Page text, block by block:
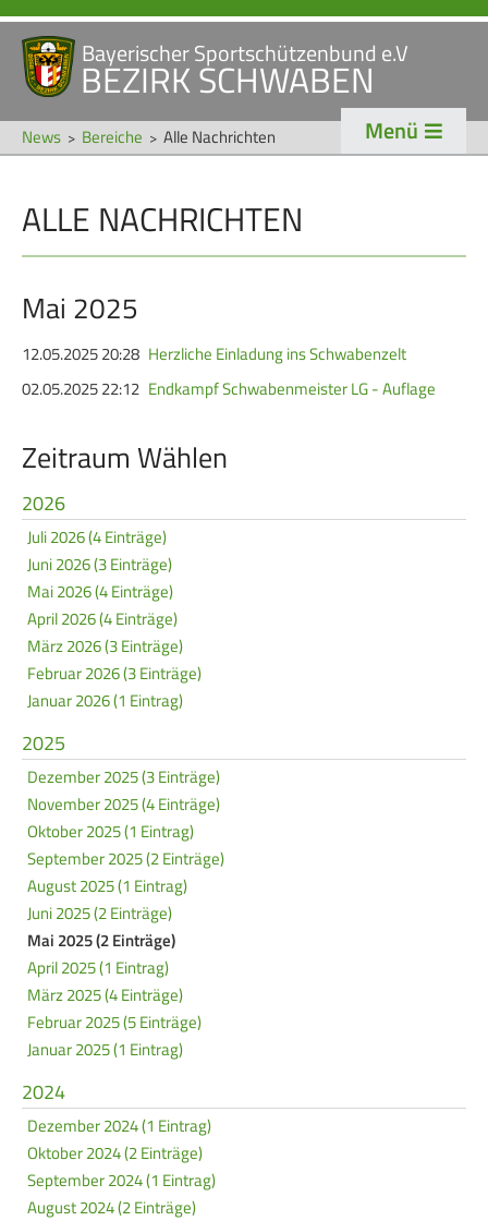
Bayerischer Sportschützenbund e.V
BEZIRK SCHWABEN
News Bereiche Alle Nachrichten Menü
ALLE NACHRICHTEN
Mai 2025
12.05.2025 20:28 Herzliche Einladung ins Schwabenzelt
02.05.2025 22:12 Endkampf Schwabenmeister LG - Auflage
Zeitraum Wählen
2026
Juli 2026 (4 Einträge)
Juni 2026 (3 Einträge)
Mai 2026 (4 Einträge)
April 2026 (4 Einträge)
März 2026 (3 Einträge)
Februar 2026 (3 Einträge)
Januar 2026 (1 Eintrag)
2025
Dezember 2025 (3 Einträge)
November 2025 (4 Einträge)
Oktober 2025 (1 Eintrag)
September 2025 (2 Einträge)
August 2025 (1 Eintrag)
Juni 2025 (2 Einträge)
Mai 2025 (2 Einträge)
April 2025 (1 Eintrag)
März 2025 (4 Einträge)
Februar 2025 (5 Einträge)
Januar 2025 (1 Eintrag)
2024
Dezember 2024 (1 Eintrag)
Oktober 2024 (2 Einträge)
September 2024 (1 Eintrag)
August 2024 (2 Einträge)
Navigation
überspringen
STARTSEITE
VERANSTALTUNGEN
NEWS
überspringen
VERBAND
Veranstaltungen
Bezirk Schwaben
Gaue & Mitglieder
Ehrungen
Service
TRADITION
Schützentradition
Oktoberfest
SPORT
Schützensport
Meisterschaften
Bogen
Senioren-Auflage
Kader
RWK
DAMEN
Damen im Schützensport
Bezirkspokal
Frauen Ü40
Navigation
überspringen